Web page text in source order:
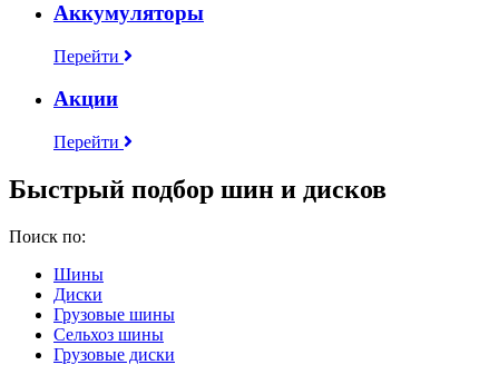
Аккумуляторы
Перейти
Акции
Перейти
Быстрый подбор шин и дисков
Поиск по:
Шины
Диски
Грузовые шины
Сельхоз шины
Грузовые диски